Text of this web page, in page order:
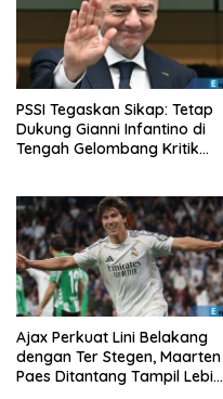
PSSI Tegaskan Sikap: Tetap
Dukung Gianni Infantino di
Tengah Gelombang Kritik
Ajax Perkuat Lini Belakang
dengan Ter Stegen, Maarten
Paes Ditantang Tampil Lebih